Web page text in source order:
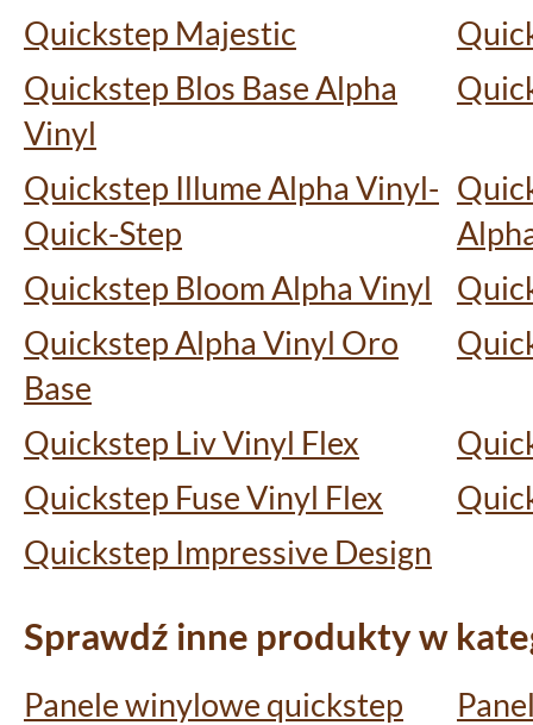
Quickstep Majestic
Quickstep Blos Base Alpha
Vinyl
Quickstep Illume Alpha Vinyl-
Quick-Step
Quickstep Bloom Alpha Vinyl
Quickstep Alpha Vinyl Oro
Base
Quickstep Liv Vinyl Flex
Quickstep Fuse Vinyl Flex
Quickstep Impressive Design
Sprawdź inne produkty w
Panele winylowe quickstep